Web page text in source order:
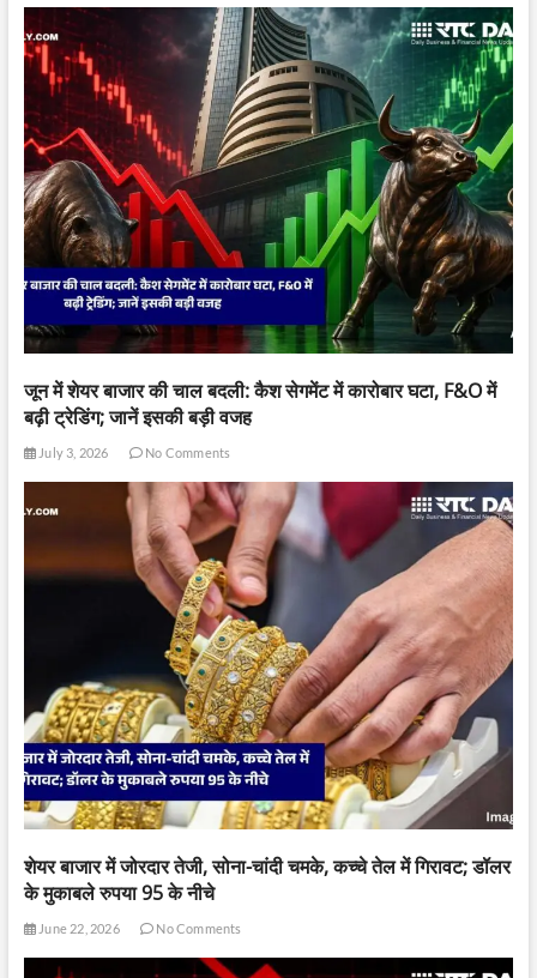
जून में शेयर बाजार की चाल बदली: कैश सेगमेंट में कारोबार घटा, F&O में
बढ़ी ट्रेडिंग; जानें इसकी बड़ी वजह
July 3, 2026 No Comments
शेयर बाजार में जोरदार तेजी, सोना-चांदी चमके, कच्चे तेल में गिरावट; डॉलर
के मुकाबले रुपया 95 के नीचे
June 22, 2026 No Comments